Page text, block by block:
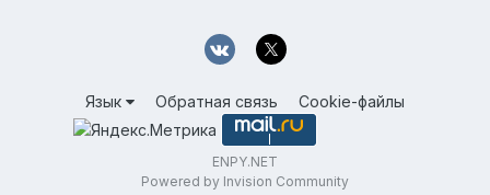
Язык Обратная связь Cookie-файлы
ENPY.NET
Powered by Invision Community